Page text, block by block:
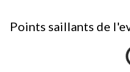
Points saillants de